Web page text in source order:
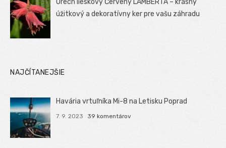
úžitkový a dekoratívny ker pre vašu záhradu
NAJČÍTANEJŠIE
Havária vrtuľníka Mi-8 na Letisku Poprad
7. 9. 2023 39 komentárov